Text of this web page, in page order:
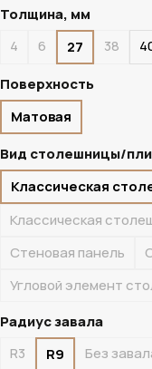
Толщина, мм
4
6 27 38
Поверхность
Матовая
Вид столешницы/
Классическая
Классическая
Стеновая панель
Угловой элемент
Радиус завала
R3
R9
Без